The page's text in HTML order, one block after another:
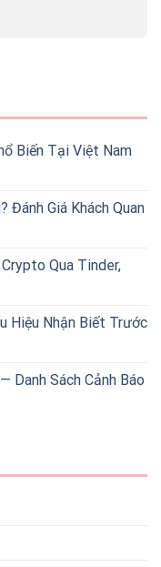
Biến Tại Việt Nam
Đánh Giá Khách Quan
Qua Tinder,
Hiệu Nhận Biết Trước
Danh Sách Cảnh Báo